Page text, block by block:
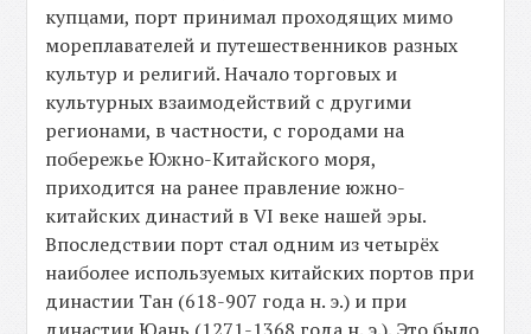
купцами, порт принимал проходящих мимо
мореплавателей и путешественников разных
культур и религий. Начало торговых и
культурных взаимодействий с другими
регионами, в частности, с городами на
побережье Южно-Китайского моря,
приходится на ранее правление южно-
китайских династий в VI веке нашей эры.
Впоследствии порт стал одним из четырёх
наиболее используемых китайских портов при
династии Тан (618-907 года н. э.) и при